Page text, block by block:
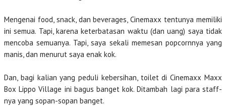
Mengenai food, snack, dan beverages, Cinemaxx tentunya memiliki
ini semua. Tapi, karena keterbatasan waktu (dan uang) saya tidak
mencoba semuanya. Tapi, saya sekali memesan popcornnya yang
manis, dan menurut saya enak kok.
Dan, bagi kalian yang peduli kebersihan, toilet di Cinemaxx Maxx
Box Lippo Village ini bagus banget kok. Ditambah lagi para staff-
nya yang sopan-sopan banget.